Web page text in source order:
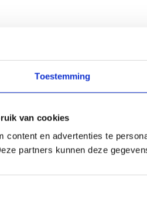
Toestemming
van cookies
content en advertenties te
partners kunnen deze